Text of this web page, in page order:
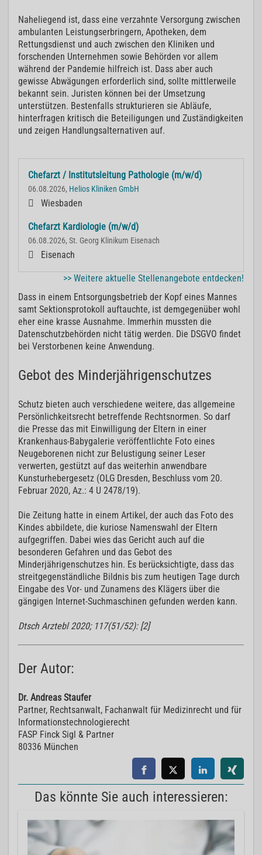
Naheliegend ist, dass eine verzahnte Versorgung zwischen
ambulanten Leistungserbringern, Apotheken, dem
Rettungsdienst und auch zwischen den Kliniken und
forschenden Unternehmen sowie Behörden vor allem
während der Pandemie hilfreich ist. Dass aber auch
gewisse Abwägungen erforderlich sind, sollte mittlerweile
bekannt sein. Juristen können bei der Umsetzung
unterstützen. Bestenfalls strukturieren sie Abläufe,
hinterfragen kritisch die Beteiligungen und Zuständigkeiten
und zeigen Handlungsalternativen auf.
Chefarzt / Institutsleitung Pathologie (m/w/d)
06.08.2026, Helios Kliniken GmbH
Wiesbaden
Chefarzt Kardiologie (m/w/d)
06.08.2026, St. Georg Klinikum Eisenach
Eisenach
>> Weitere aktuelle Stellenangebote entdecken!
Dass in einem Entsorgungsbetrieb der Kopf eines Mannes
samt Sektionsprotokoll auftauchte, ist demgegenüber wohl
eher eine krasse Ausnahme. Immerhin mussten die
Datenschutzbehörden nicht tätig werden. Die DSGVO findet
bei Verstorbenen keine Anwendung.
Gebot des Minderjährigenschutzes
Schutz bieten auch verschiedene weitere, das allgemeine
Persönlichkeitsrecht betreffende Rechtsnormen. So darf
die Presse das mit Einwilligung der Eltern in einer
Krankenhaus-Babygalerie veröffentlichte Foto eines
Neugeborenen nicht zur Belustigung seiner Leser
verwerten, gestützt auf das weiterhin anwendbare
Kunsturhebergesetz (OLG Dresden, Beschluss vom 20.
Februar 2020, Az.: 4 U 2478/19).
Die Zeitung hatte in einem Artikel, der auch das Foto des
Kindes abbildete, die kuriose Namenswahl der Eltern
aufgegriffen. Dabei wies das Gericht auch auf die
besonderen Gefahren und das Gebot des
Minderjährigenschutzes hin. Es berücksichtigte, dass das
streitgegenständliche Bildnis bis zum heutigen Tage durch
Eingabe des Vor- und Zunamens des Klägers über die
gängigen Internet-Suchmaschinen gefunden werden kann.
Dtsch Arztebl 2020; 117(51/52): [2]
Der Autor:
Dr. Andreas Staufer
Partner, Rechtsanwalt, Fachanwalt für Medizinrecht und für
Informationstechnologierecht
FASP Finck Sigl & Partner
80336 München
Das könnte Sie auch interessieren: